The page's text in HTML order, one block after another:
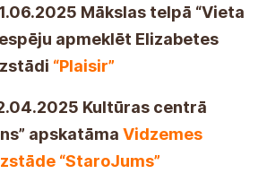
Mākslas telpā “Vieta
apmeklēt Elizabetes
“Plaisir”
Kultūras centrā
apskatāma Vidzemes
“StaroJums”